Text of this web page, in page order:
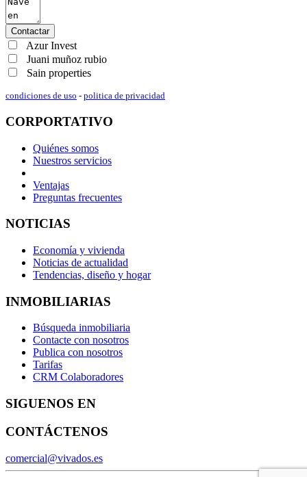
Contactar
Azur Invest
Juani muñoz rubio
Sain properties
condiciones de uso - politica de privacidad
CORPORTATIVO
Quiénes somos
Nuestros servicios
Ventajas
Preguntas frecuentes
NOTICIAS
Economía y vivienda
Noticias de actualidad
Tendencias, diseño y hogar
INMOBILIARIAS
Búsqueda inmobiliaria
Contacte con nosotros
Publica con nosotros
Tarifas
CRM Colaboradores
SIGUENOS EN
CONTÁCTENOS
comercial@vivados.es